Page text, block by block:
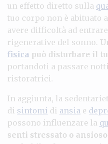
un effetto diretto sulla
tuo corpo non è abituato
avere difficoltà ad
rigenerative del sonno.
fisica può disturbare il
portandoti a passare
ristoratrici.
In aggiunta, la
di sintomi di ansia e
possono influenzare la
senti stressato o